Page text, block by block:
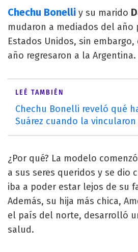
Chechu Bonelli y su marido
mudaron a mediados del año
Estados Unidos, sin
año regresaron a la Argentina.
LEÉ TAMBIÉN
Chechu Bonelli reveló qué
Suárez cuando la vincularon
¿Por qué? La modelo
a sus seres queridos y se dio
iba a poder estar lejos de su
Además, su hija más chica,
el país del norte, desarrolló
salud.